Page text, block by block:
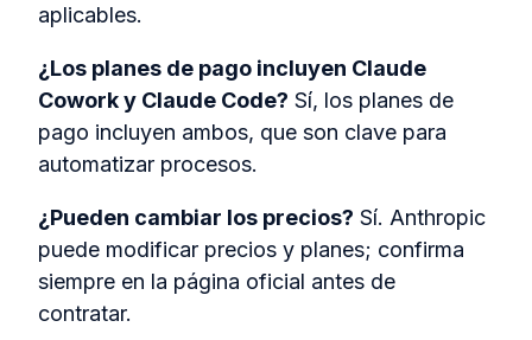
aplicables.
¿Los planes de pago incluyen Claude
Cowork y Claude Code? Sí, los planes de
pago incluyen ambos, que son clave para
automatizar procesos.
¿Pueden cambiar los precios? Sí. Anthropic
puede modificar precios y planes; confirma
siempre en la página oficial antes de
contratar.